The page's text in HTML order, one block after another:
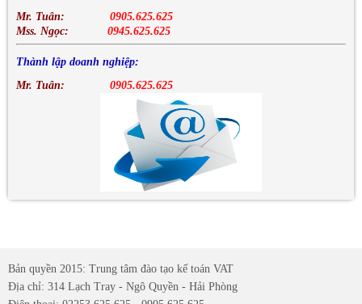
Mr. Tuân:
0905.625.625
Mss. Ngọc:
0945.625.625
Thành lập doanh nghiệp:
Mr. Tuân:
0905.625.625
Bản quyền 2015: Trung tâm đào tạo kế toán VAT
Địa chỉ: 314 Lạch Tray - Ngô Quyền - Hải Phòng